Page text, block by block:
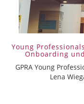
Young
Onboarding
GPRA Young
Lena